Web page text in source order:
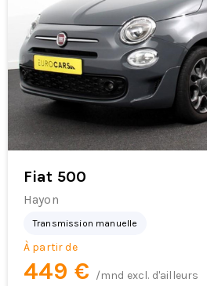
Fiat 500
Hayon
Transmission manuelle
À partir de
449 € /mnd excl. d'ailleurs